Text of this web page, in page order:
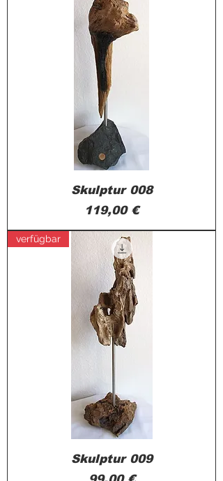
Skulptur 008
Preis
119,00 €
verfügbar
Skulptur 009